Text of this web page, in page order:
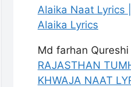
Alaika Naat Lyrics
Alaika Lyrics
Md farhan Qureshi
RAJASTHAN
KHWAJA NAAT